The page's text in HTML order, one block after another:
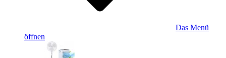
Das Menü
öffnen